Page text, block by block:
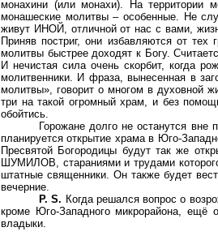
монахини (или монахи). На территории
монашеские молитвы – особенные. Не
живут ИНОЙ, отличной от нас с вами,
Приняв постриг, они избавляются от
молитвы быстрее доходят к Богу.
И нечистая сила очень скорбит, когда
молитвенники. И фраза, вынесенная в
молитвы», говорит о многом в духовной
три на такой огромный храм, и без
обойтись.
Горожане долго не останутся вне
планируется открытие храма в Юго-
Пресвятой Богородицы будут так же
ШУМИЛОВ, стараниями и трудами
штатные священники. Он также будет
вечерние.
P. S. Когда решался вопрос о
кроме Юго-Западного микрорайона,
владыки.